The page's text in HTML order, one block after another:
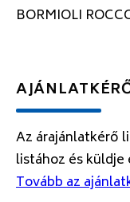
BORMIOLI
Az árajánlatkérő
listához és
Tovább az